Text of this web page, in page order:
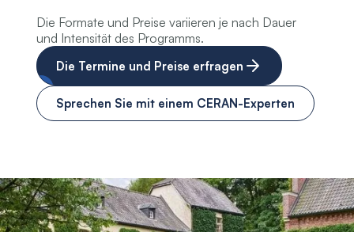
Die Formate und Preise variieren je nach Dauer
und Intensität des Programms.
Die Termine und Preise erfragen
Sprechen Sie mit einem CERAN-Experten